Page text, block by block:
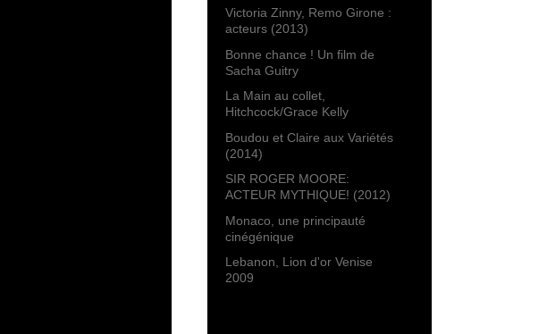
Victoria Zinny, Remo Girone :
acteurs (2013)
Bonne chance ! Un film de
Sacha Guitry
La Main au collet,
Hitchcock/Grace Kelly
Boudou et Claire aux Variétés
(2014)
SIR ROGER MOORE:
ACTEUR MYTHIQUE! (2012)
Monaco, une principauté
cinégénique
Lebanon, Lion d'or Venise
2009